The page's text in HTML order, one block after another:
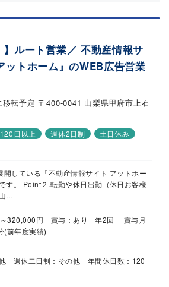
】ルート営業／ 不動産情報サ
トホーム』のWEB広告営業
転予定 〒400-0041 山梨県甲府市上石
日以上 週休2日制
土日休み
開している「不動産情報サイト アットホー
す。 Point２.転勤や休日出勤（休日お客様
...
～320,000円 賞与：あり 年2回 賞与月
(前年度実績)
週休二日制：その他 年間休日数：120